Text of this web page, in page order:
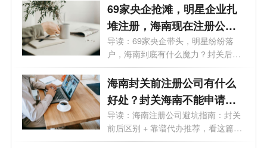
69家央企抢滩，明星企业扎
堆注册，海南现在注册公司
好处有哪些？
导读：69家央企带头，明星纷纷落
户，海南到底有什么魔力？封关后普
通人还...
海南封关前注册公司有什么
好处？封关海南不能申请公
司了吗？
导读：海南注册公司避坑指南：封关
前后区别 + 靠谱代办推荐，看这篇就
够海...